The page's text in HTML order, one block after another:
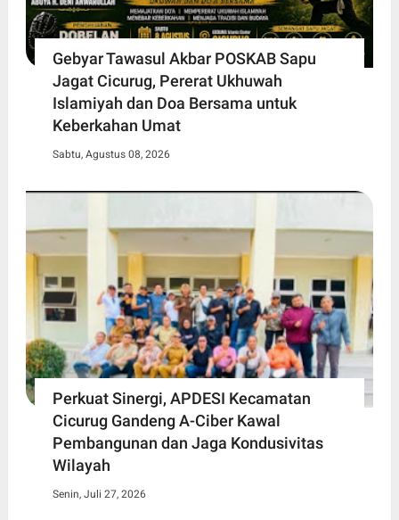
Gebyar Tawasul Akbar POSKAB Sapu
Jagat Cicurug, Pererat Ukhuwah
Islamiyah dan Doa Bersama untuk
Keberkahan Umat
Sabtu, Agustus 08, 2026
Perkuat Sinergi, APDESI Kecamatan
Cicurug Gandeng A-Ciber Kawal
Pembangunan dan Jaga Kondusivitas
Wilayah
Senin, Juli 27, 2026